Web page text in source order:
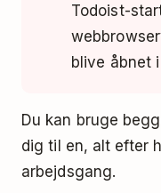
Todoist-
blive åbnet
Du kan bruge
dig til en, alt efter
arbejdsgang.